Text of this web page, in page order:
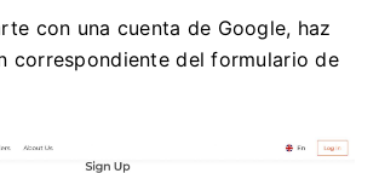
con una cuenta de Google, haz
correspondiente del formulario de